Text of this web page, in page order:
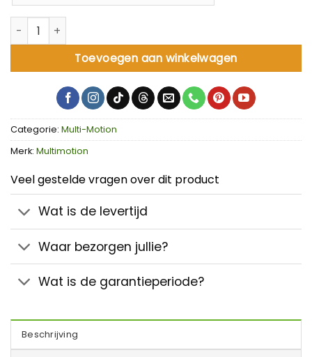
MultiMotion M10 rolstoel aantal
Toevoegen aan winkelwagen
Categorie: Multi-Motion
Merk: Multimotion
Veel gestelde vragen over dit product
Wat is de levertijd
Waar bezorgen jullie?
Wat is de garantieperiode?
Beschrijving